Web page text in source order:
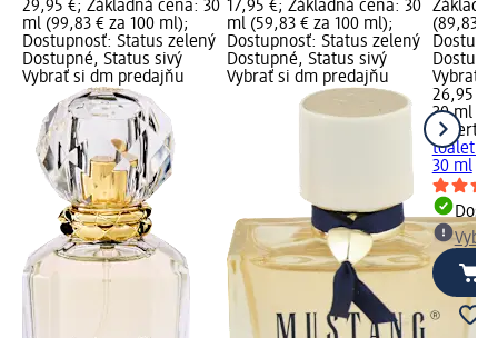
29,95 €; Základná cena: 30
ml (99,83 € za 100 ml);
Dostupnosť: Status zelený
Dostupné, Status sivý
Vybrať si dm predajňu
17,95 €; Základná cena: 30
ml (59,83 € za 100 ml);
Dostupnosť: Status zelený
Dostupné, Status sivý
Vybrať si dm predajňu
(89,83 €
Vybrať
26,95 €
30 ml
roberto
toaletná
30 ml